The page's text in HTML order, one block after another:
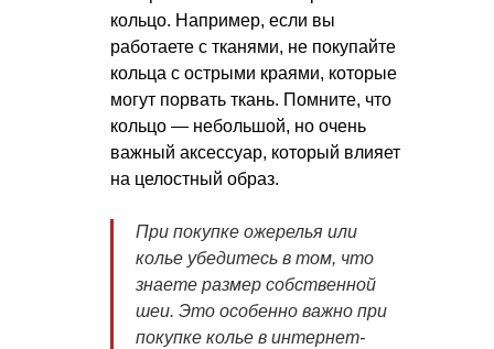
кольцо. Например, если вы
работаете с тканями, не покупайте
кольца с острыми краями, которые
могут порвать ткань. Помните, что
кольцо — небольшой, но очень
важный аксессуар, который влияет
на целостный образ.
При покупке ожерелья или
колье убедитесь в том, что
знаете размер собственной
шеи. Это особенно важно при
покупке колье в интернет-